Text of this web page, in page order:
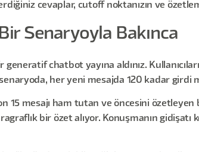
cevaplar, cutoff noktanızın ve
Senaryoyla Bakınca
generatif chatbot yayına aldınız.
senaryoda, her yeni mesajda 120 kadar
15 mesajı ham tutan ve öncesini
bir özet alıyor. Konuşmanın